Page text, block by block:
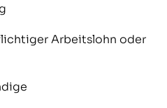
Arbeitslohn oder